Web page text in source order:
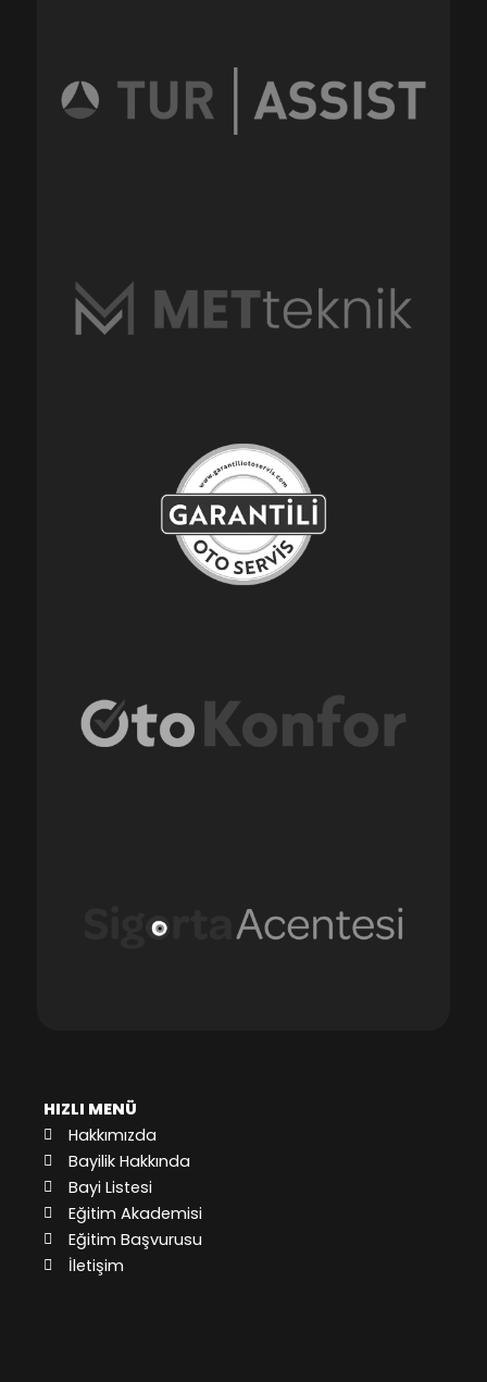
HIZLI MENÜ
Hakkımızda
Bayilik Hakkında
Bayi Listesi
Eğitim Akademisi
Eğitim Başvurusu
İletişim